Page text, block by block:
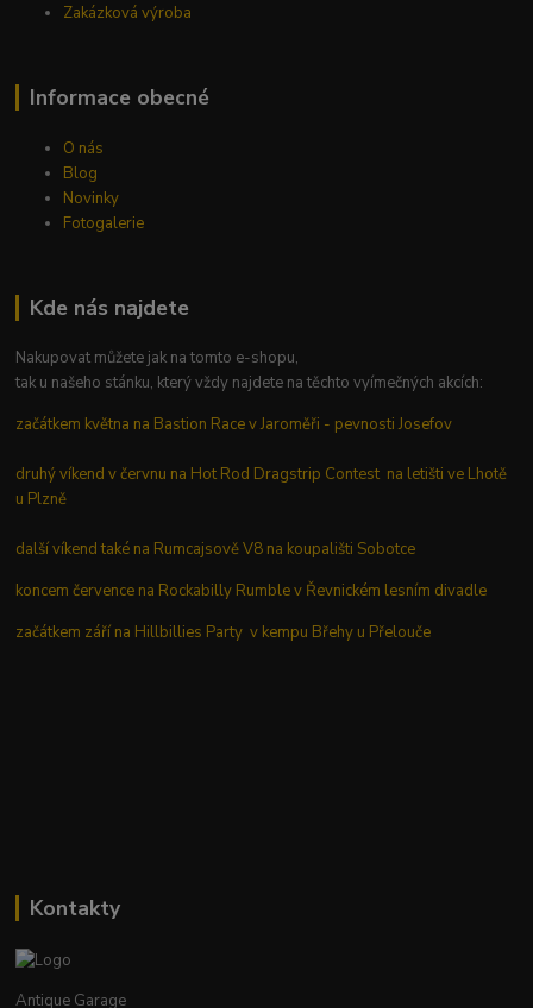
Zakázková výroba
Informace obecné
O nás
Blog
Novinky
Fotogalerie
Kde nás najdete
Nakupovat můžete jak na tomto e-shopu,
tak u našeho stánku, který vždy najdete na těchto vyímečných akcích:
začátkem května na Bastion Race v Jaroměři - pevnosti Josefov
druhý víkend v červnu na Hot Rod Dragstrip Contest na letišti ve Lhotě
u Plzně
další víkend také na Rumcajsově V8 na koupališti Sobotce
koncem července na Rockabilly Rumble v Řevnickém lesním divadle
začátkem září na Hillbillies Party v kempu Břehy u Přelouče
Kontakty
Antique Garage